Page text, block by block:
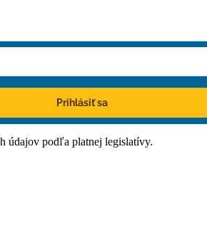
Prihlásiť sa
údajov podľa platnej legislatívy.